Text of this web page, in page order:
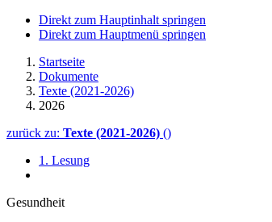
Direkt zum Hauptinhalt springen
Direkt zum Hauptmenü springen
Startseite
Dokumente
Texte (2021-2026)
2026
zurück zu: Texte (2021-2026) ()
1. Lesung
Gesundheit